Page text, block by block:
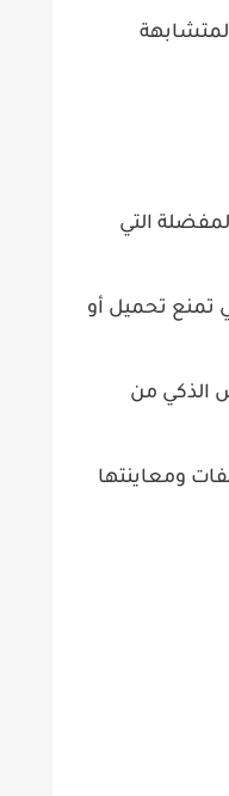
التي
تمنع تحميل أو
الذكي من
ومعاينتها